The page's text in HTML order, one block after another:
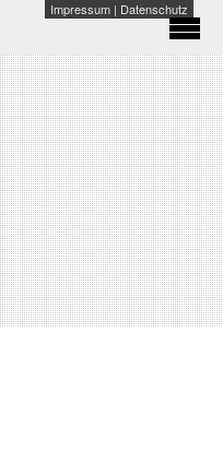
Impressum | Datenschutz